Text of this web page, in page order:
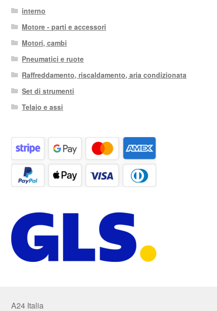
interno
Motore - parti e accessori
Motori, cambi
Pneumatici e ruote
Raffreddamento, riscaldamento, aria condizionata
Set di strumenti
Telaio e assi
A24 Italia